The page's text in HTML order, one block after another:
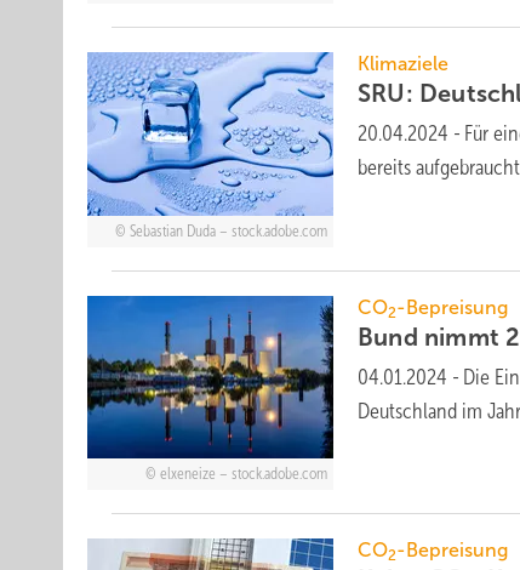
Sebastian Duda – stock.adobe.com
Klimaziele
SRU:
20.04.2024 - Für
bereits
elxeneize – stock.adobe.com
CO2-Bepreisung
Bund nimmt
04.01.2024 - Die
Deutschland im
CO2-Bepreisung